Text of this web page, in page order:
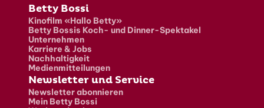
Fusszeile
Betty Bossi
Kinofilm «Hallo Betty»
Betty Bossis Koch- und Dinner-Spektakel
Unternehmen
Karriere & Jobs
Nachhaltigkeit
Medienmitteilungen
Newsletter und Service
Newsletter abonnieren
Mein Betty Bossi